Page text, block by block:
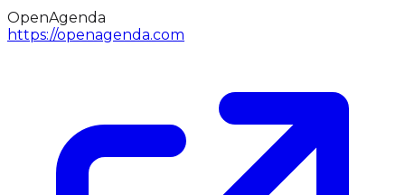
OpenAgenda
https://openagenda.com